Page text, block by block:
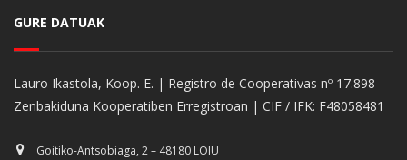
GURE DATUAK
Lauro Ikastola, Koop. E. | Registro de Cooperativas nº 17.898
Zenbakiduna Kooperatiben Erregistroan | CIF / IFK: F48058481
Goitiko-Antsobiaga, 2 – 48180 LOIU